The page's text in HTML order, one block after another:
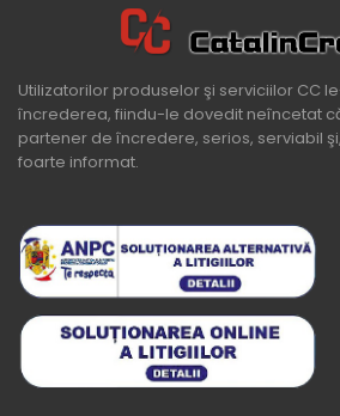
Utilizatorilor produselor şi serviciilor CC
încrederea, fiindu-le dovedit neîncetat
partener de încredere, serios, serviabil
foarte informat.